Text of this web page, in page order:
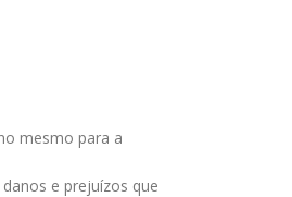
mesmo para a
e prejuízos que